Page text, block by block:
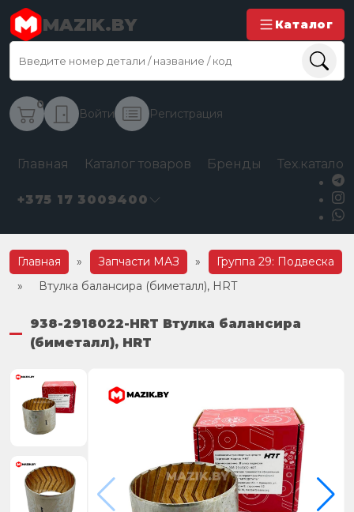
MAZIK.BY Каталог
0
Войти Регистрация
Главная Каталог товаров Бренды
+375 17 3009400
Главная » Запчасти МАЗ »
Группа 29: Подвеска
»
Втулка балансира (биметалл), HRT
938-2918022-HRT Втулка балансира
(биметалл), HRT